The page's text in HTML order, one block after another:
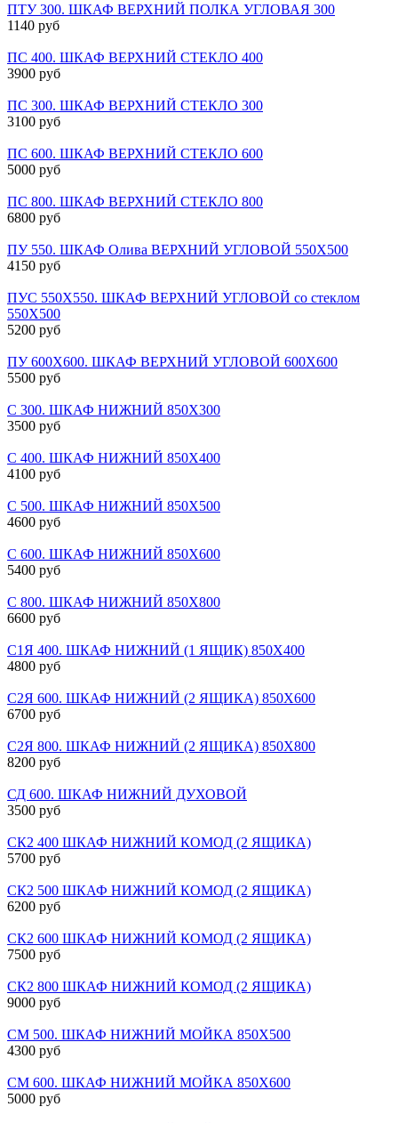
ПТУ 300. ШКАФ ВЕРХНИЙ ПОЛКА УГЛОВАЯ 300
1140 руб
ПС 400. ШКАФ ВЕРХНИЙ СТЕКЛО 400
3900 руб
ПС 300. ШКАФ ВЕРХНИЙ СТЕКЛО 300
3100 руб
ПС 600. ШКАФ ВЕРХНИЙ СТЕКЛО 600
5000 руб
ПС 800. ШКАФ ВЕРХНИЙ СТЕКЛО 800
6800 руб
ПУ 550. ШКАФ Олива ВЕРХНИЙ УГЛОВОЙ 550Х500
4150 руб
ПУС 550Х550. ШКАФ ВЕРХНИЙ УГЛОВОЙ со стеклом
550Х500
5200 руб
ПУ 600Х600. ШКАФ ВЕРХНИЙ УГЛОВОЙ 600Х600
5500 руб
С 300. ШКАФ НИЖНИЙ 850Х300
3500 руб
С 400. ШКАФ НИЖНИЙ 850Х400
4100 руб
С 500. ШКАФ НИЖНИЙ 850Х500
4600 руб
С 600. ШКАФ НИЖНИЙ 850Х600
5400 руб
С 800. ШКАФ НИЖНИЙ 850Х800
6600 руб
С1Я 400. ШКАФ НИЖНИЙ (1 ЯЩИК) 850Х400
4800 руб
С2Я 600. ШКАФ НИЖНИЙ (2 ЯЩИКА) 850Х600
6700 руб
С2Я 800. ШКАФ НИЖНИЙ (2 ЯЩИКА) 850Х800
8200 руб
СД 600. ШКАФ НИЖНИЙ ДУХОВОЙ
3500 руб
СК2 400 ШКАФ НИЖНИЙ КОМОД (2 ЯЩИКА)
5700 руб
СК2 500 ШКАФ НИЖНИЙ КОМОД (2 ЯЩИКА)
6200 руб
СК2 600 ШКАФ НИЖНИЙ КОМОД (2 ЯЩИКА)
7500 руб
СК2 800 ШКАФ НИЖНИЙ КОМОД (2 ЯЩИКА)
9000 руб
СМ 500. ШКАФ НИЖНИЙ МОЙКА 850Х500
4300 руб
СМ 600. ШКАФ НИЖНИЙ МОЙКА 850Х600
5000 руб